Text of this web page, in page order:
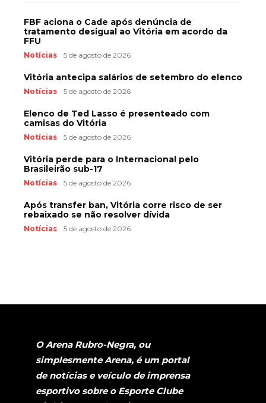
FBF aciona o Cade após denúncia de
tratamento desigual ao Vitória em acordo da
FFU
Notícias 5 de agosto de 2026
Vitória antecipa salários de setembro do elenco
Notícias 5 de agosto de 2026
Elenco de Ted Lasso é presenteado com
camisas do Vitória
Notícias 5 de agosto de 2026
Vitória perde para o Internacional pelo
Brasileirão sub-17
Notícias 5 de agosto de 2026
Após transfer ban, Vitória corre risco de ser
rebaixado se não resolver dívida
Notícias 5 de agosto de 2026
O Arena Rubro-Negra, ou
simplesmente Arena, é um portal
de notícias e veículo de imprensa
esportivo sobre o Esporte Clube